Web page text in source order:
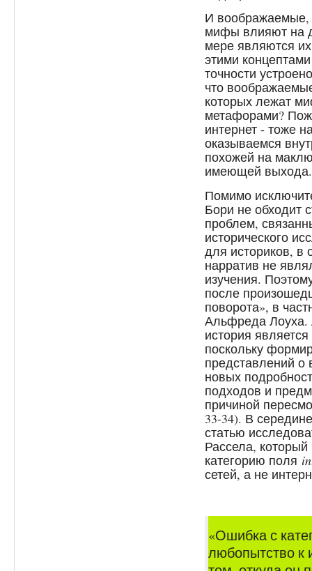
И
мифы влияют на
мере являются
этими
точности
что
которых лежат
метафорами?
интернет - тоже
оказываемся
похожей на
имеющей выхода.
Помимо
Бори не обходит
проблем,
исторического
для историков, в
нарратив не
изучения.
после
поворота», в
Альфреда Лоуха.
история
поскольку
представлений
новых
подходов и
причиной
33-34). В
статью
Рассела,
категорию поля
сетей, а не
«Ошибка с
любопытство к